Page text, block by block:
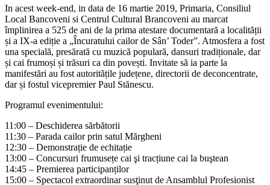
In acest week-end, in data de 16 martie 2019, Primaria, Consiliul
Local Bancoveni si Centrul Cultural Brancoveni au marcat
împlinirea a 525 de ani de la prima atestare documentară a localității
și a IX-a ediție a „Încuratului cailor de Sân’ Toder”. Atmosfera a fost
una specială, presărată cu muzică populară, dansuri tradiționale, dar
și cai frumoși și trăsuri ca din povești. Invitate să ia parte la
manifestări au fost autoritățile județene, directorii de deconcentrate,
dar și fostul vicepremier Paul Stănescu.
Programul evenimentului:
11:00 – Deschiderea sărbătorii
11:30 – Parada cailor prin satul Mărgheni
12:30 – Demonstrație de echitație
13:00 – Concursuri frumusețe cai şi tracțiune cai la buştean
14:45 – Premierea participanților
15:00 – Spectacol extraordinar susţinut de Ansamblul Profesionist